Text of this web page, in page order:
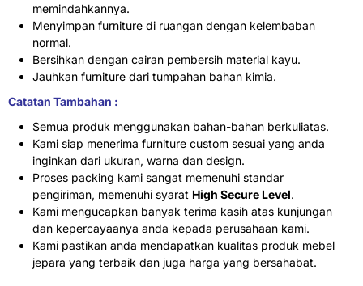
memindahkannya.
Menyimpan furniture di ruangan dengan kelembaban
normal.
Bersihkan dengan cairan pembersih material kayu.
Jauhkan furniture dari tumpahan bahan kimia.
Catatan Tambahan :
Semua produk menggunakan bahan-bahan berkuliatas.
Kami siap menerima furniture custom sesuai yang anda
inginkan dari ukuran, warna dan design.
Proses packing kami sangat memenuhi standar
pengiriman, memenuhi syarat High Secure Level.
Kami mengucapkan banyak terima kasih atas kunjungan
dan kepercayaanya anda kepada perusahaan kami.
Kami pastikan anda mendapatkan kualitas produk mebel
jepara yang terbaik dan juga harga yang bersahabat.